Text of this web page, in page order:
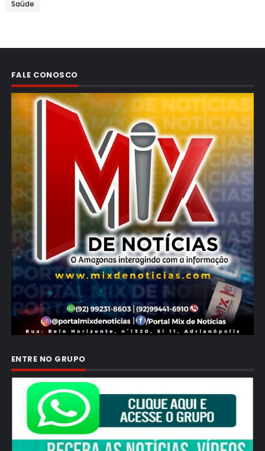
Saúde
FALE CONOSCO
ENTRE NO GRUPO